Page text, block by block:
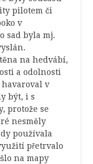
pilotem či
v
sad byla mj.
na hedvábí,
a odolnosti
v
být, i s
protože se
nesměly
používala
přetrvalo
na mapy